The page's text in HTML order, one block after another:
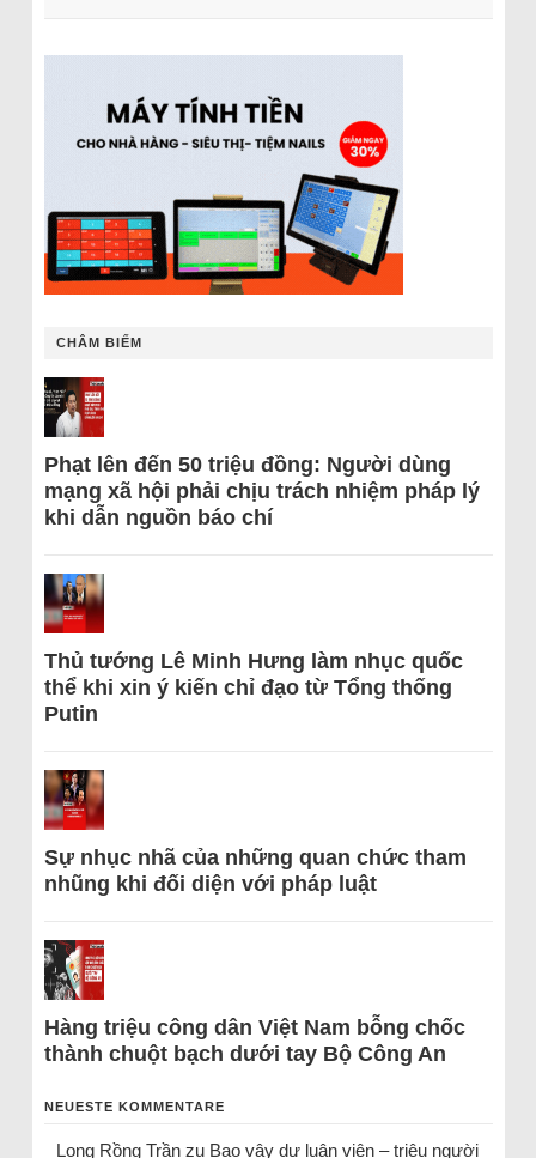
CHÂM BIẾM
Phạt lên đến 50 triệu đồng: Người dùng
mạng xã hội phải chịu trách nhiệm pháp lý
khi dẫn nguồn báo chí
Thủ tướng Lê Minh Hưng làm nhục quốc
thể khi xin ý kiến chỉ đạo từ Tổng thống
Putin
Sự nhục nhã của những quan chức tham
nhũng khi đối diện với pháp luật
Hàng triệu công dân Việt Nam bỗng chốc
thành chuột bạch dưới tay Bộ Công An
NEUESTE KOMMENTARE
Long Rồng Trầnzu Bao vây dư luận viên – triệu người